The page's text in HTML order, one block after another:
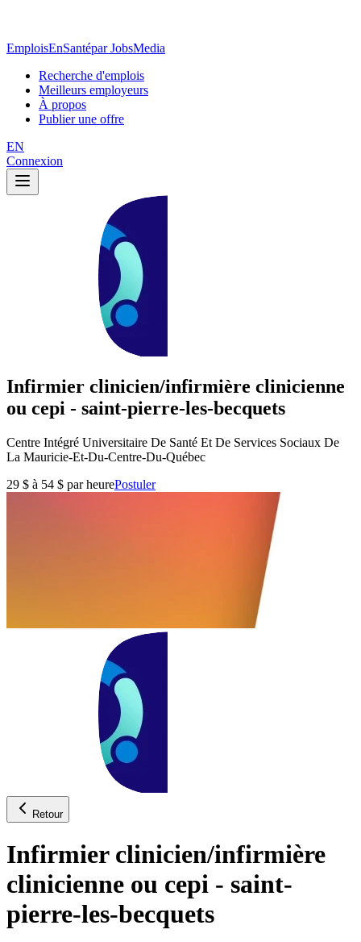
EmploisEnSantépar JobsMedia
Recherche d'emplois
Meilleurs employeurs
À propos
Publier une offre
EN
Connexion
Infirmier clinicien/infirmière clinicienne
ou cepi - saint-pierre-les-becquets
Centre Intégré Universitaire De Santé Et De Services Sociaux De
La Mauricie-Et-Du-Centre-Du-Québec
29 $ à 54 $ par heurePostuler
Retour
Infirmier clinicien/infirmière
clinicienne ou cepi - saint-
pierre-les-becquets